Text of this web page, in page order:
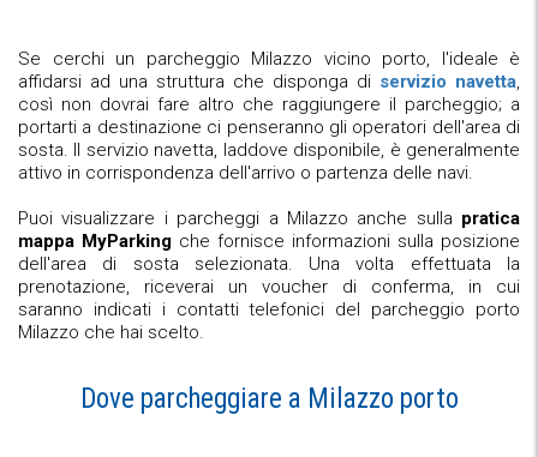
Se cerchi un parcheggio Milazzo vicino porto, l'ideale è
affidarsi ad una struttura che disponga di servizio navetta,
così non dovrai fare altro che raggiungere il parcheggio; a
portarti a destinazione ci penseranno gli operatori dell'area di
sosta. Il servizio navetta, laddove disponibile, è generalmente
attivo in corrispondenza dell'arrivo o partenza delle navi.
Puoi visualizzare i parcheggi a Milazzo anche sulla pratica
mappa MyParking che fornisce informazioni sulla posizione
dell'area di sosta selezionata. Una volta effettuata la
prenotazione, riceverai un voucher di conferma, in cui
saranno indicati i contatti telefonici del parcheggio porto
Milazzo che hai scelto.
Dove parcheggiare a Milazzo porto